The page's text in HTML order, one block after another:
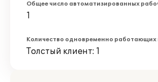
Общее число автоматизированных
1
Количество одновременно работающих
Толстый клиент: 1